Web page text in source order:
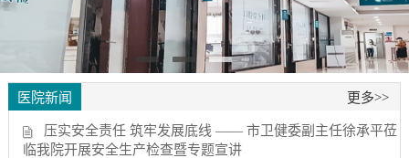
医院新闻 更多>>
压实安全责任 筑牢发展底线 —— 市卫健委副主任徐承平莅
临我院开展安全生产检查暨专题宣讲